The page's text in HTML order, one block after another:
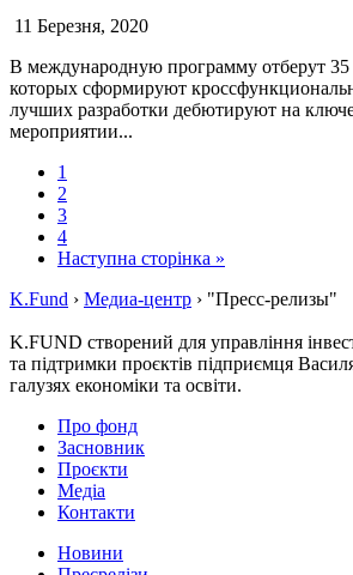
11 Березня, 2020
В международную программу отберут 35
которых сформируют
лучших разработки дебютируют на
мероприятии...
1
2
3
4
Наступна сторінка »
K.Fund › Медиа-центр › "Пресс-релизы"
K.FUND створений для управління
та підтримки проєктів підприємця
галузях економіки та освіти.
Про фонд
Засновник
Проєкти
Медіа
Контакти
Новини